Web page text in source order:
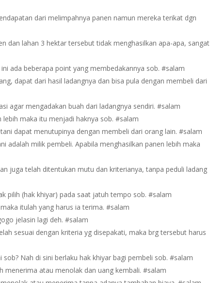
dari melimpahnya panen namun mereka terikat dgn
dan lahan 3 hektar tersebut tidak menghasilkan apa-apa, sangat
ada beberapa point yang membedakannya sob. #salam
dapat dari hasil ladangnya dan bisa pula dengan membeli dari
agar mengadakan buah dari ladangnya sendiri. #salam
maka itu menjadi haknya sob. #salam
dapat menutupinya dengan membeli dari orang lain. #salam
adalah milik pembeli. Apabila menghasilkan panen lebih maka
juga telah ditentukan mutu dan kriterianya, tanpa peduli ladang
pilih (hak khiyar) pada saat jatuh tempo sob. #salam
itulah yang harus ia terima. #salam
jelasin lagi deh. #salam
sesuai dengan kriteria yg disepakati, maka brg tersebut harus
Nah di sini berlaku hak khiyar bagi pembeli sob. #salam
menerima atau menolak dan uang kembali. #salam